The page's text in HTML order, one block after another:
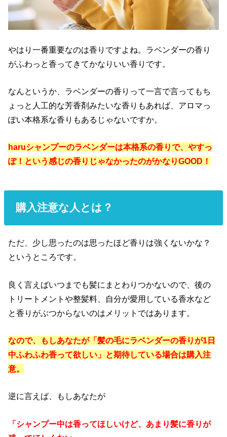
やはり一番重要なのは香りですよね。ラベンダーの香り
がふわっと香ってきてかなりいい香りです。
なんというか、ラベンダーの香りって一言で言ってもち
ょっと人工的な芳香剤みたいな香りもあれば、アロマっ
ぽい本格系な香りもあるじゃないですか。
haruシャンプーのラベンダーは本格系の香りで、やすっ
ぽ！という感じの香りじゃなかったのがかなりGOOD！
購入注意な人とは？
ただ、少し思ったのは思ったほど香りは強くないかな？
というところです。
良く言えばいつまでも髪にまとわりつかないので、後の
トリートメントや整髪料、自分が愛用している香水など
と香りがぶつからないのはメリットではあります。
なので、もしあなたが「髪の毛にラベンダーの香りが1日
中ふわふわ香って欲しい」と期待している場合は購入注
意。
逆に言えば、もしあなたが
「シャンプー中は香ってほしいけど、あまり髪に香りが